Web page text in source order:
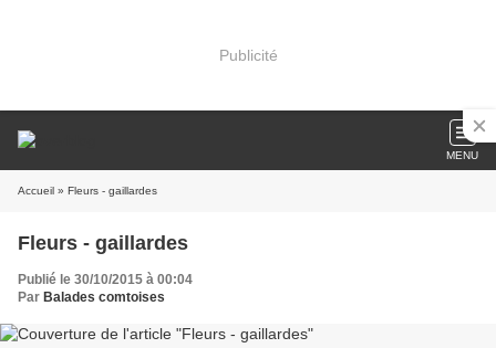
Publicité
MENU
Accueil » Fleurs - gaillardes
Fleurs - gaillardes
Publié le 30/10/2015 à 00:04
Par Balades comtoises